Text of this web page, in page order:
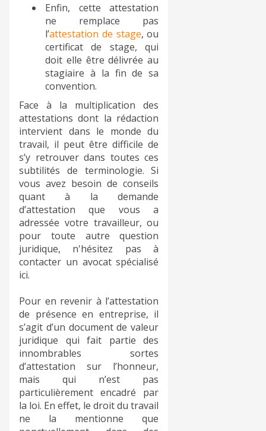
Enfin, cette attestation
ne remplace pas
l’attestation de stage, ou
certificat de stage, qui
doit elle être délivrée au
stagiaire à la fin de sa
convention.
Face à la multiplication des
attestations dont la rédaction
intervient dans le monde du
travail, il peut être difficile de
s’y retrouver dans toutes ces
subtilités de terminologie. Si
vous avez besoin de conseils
quant à la demande
d’attestation que vous a
adressée votre travailleur, ou
pour toute autre question
juridique, n'hésitez pas à
contacter un avocat spécialisé
ici.
Pour en revenir à l’attestation
de présence en entreprise, il
s’agit d’un document de valeur
juridique qui fait partie des
innombrables sortes
d’attestation sur l’honneur,
mais qui n’est pas
particulièrement encadré par
la loi. En effet, le droit du travail
ne la mentionne que